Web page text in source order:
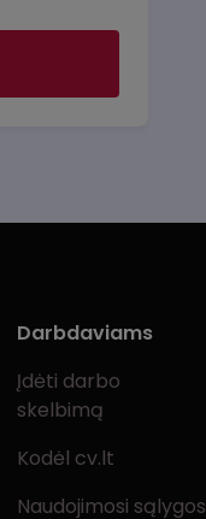
Darbdaviams
Įdėti darbo
skelbimą
Kodėl cv.lt
Naudojimosi sąlygos